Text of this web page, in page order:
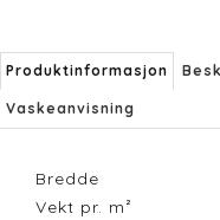
Produktinformasjon
Vaskeanvisning
Bredde
Vekt pr. m²